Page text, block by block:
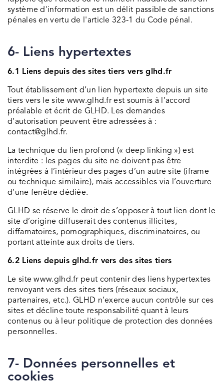
système d'information est un délit passible de sanctions
pénales en vertu de l'article 323-1 du Code pénal.
6- Liens hypertextes
6.1 Liens depuis des sites tiers vers glhd.fr
Tout établissement d’un lien hypertexte depuis un site
tiers vers le site www.glhd.fr est soumis à l’accord
préalable et écrit de GLHD. Les demandes
d’autorisation peuvent être adressées à :
contact@glhd.fr.
La technique du lien profond (« deep linking ») est
interdite : les pages du site ne doivent pas être
intégrées à l’intérieur des pages d’un autre site (iframe
ou technique similaire), mais accessibles via l’ouverture
d’une fenêtre dédiée.
GLHD se réserve le droit de s’opposer à tout lien dont le
site d’origine diffuserait des contenus illicites,
diffamatoires, pornographiques, discriminatoires, ou
portant atteinte aux droits de tiers.
6.2 Liens depuis glhd.fr vers des sites tiers
Le site www.glhd.fr peut contenir des liens hypertextes
renvoyant vers des sites tiers (réseaux sociaux,
partenaires, etc.). GLHD n’exerce aucun contrôle sur ces
sites et décline toute responsabilité quant à leurs
contenus ou à leur politique de protection des données
personnelles.
7- Données personnelles et
cookies